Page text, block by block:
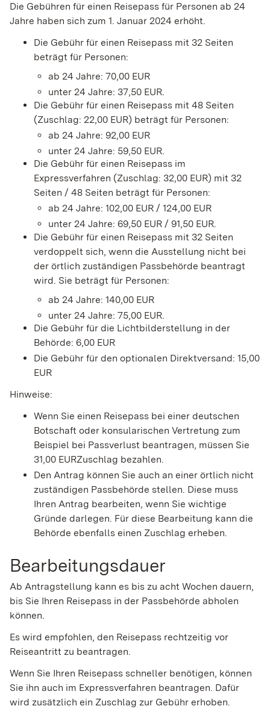
Die Gebühren für einen Reisepass für Personen ab 24
Jahre haben sich zum 1. Januar 2024 erhöht.
Die Gebühr für einen Reisepass mit 32 Seiten
beträgt für Personen:
ab 24 Jahre: 70,00 EUR
unter 24 Jahre: 37,50 EUR.
Die Gebühr für einen Reisepass mit 48 Seiten
(Zuschlag: 22,00 EUR) beträgt für Personen:
ab 24 Jahre: 92,00 EUR
unter 24 Jahre: 59,50 EUR.
Die Gebühr für einen Reisepass im
Expressverfahren (Zuschlag: 32,00 EUR) mit 32
Seiten / 48 Seiten beträgt für Personen:
ab 24 Jahre: 102,00 EUR / 124,00 EUR
unter 24 Jahre: 69,50 EUR / 91,50 EUR.
Die Gebühr für einen Reisepass mit 32 Seiten
verdoppelt sich, wenn die Ausstellung nicht bei
der örtlich zuständigen Passbehörde beantragt
wird. Sie beträgt für Personen:
ab 24 Jahre: 140,00 EUR
unter 24 Jahre: 75,00 EUR.
Die Gebühr für die Lichtbilderstellung in der
Behörde: 6,00 EUR
Die Gebühr für den optionalen Direktversand: 15,00
EUR
Hinweise:
Wenn Sie einen Reisepass bei einer deutschen
Botschaft oder konsularischen Vertretung zum
Beispiel bei Passverlust beantragen, müssen Sie
31,00 EURZuschlag bezahlen.
Den Antrag können Sie auch an einer örtlich nicht
zuständigen Passbehörde stellen. Diese muss
Ihren Antrag bearbeiten, wenn Sie wichtige
Gründe darlegen. Für diese Bearbeitung kann die
Behörde ebenfalls einen Zuschlag erheben.
Bearbeitungsdauer
Ab Antragstellung kann es bis zu acht Wochen dauern,
bis Sie Ihren Reisepass in der Passbehörde abholen
können.
Es wird empfohlen, den Reisepass rechtzeitig vor
Reiseantritt zu beantragen.
Wenn Sie Ihren Reisepass schneller benötigen, können
Sie ihn auch im Expressverfahren beantragen. Dafür
wird zusätzlich ein Zuschlag zur Gebühr erhoben.